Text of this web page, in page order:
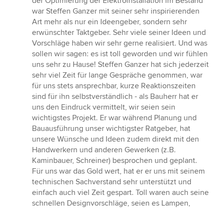
war Steffen Ganzer mit seiner sehr inspirierenden
Art mehr als nur ein Ideengeber, sondern sehr
erwünschter Taktgeber. Sehr viele seiner Ideen und
Vorschläge haben wir sehr gerne realisiert. Und was
sollen wir sagen: es ist toll geworden und wir fühlen
uns sehr zu Hause! Steffen Ganzer hat sich jederzeit
sehr viel Zeit für lange Gespräche genommen, war
für uns stets ansprechbar, kurze Reaktionszeiten
sind für ihn selbstverständlich - als Bauherr hat er
uns den Eindruck vermittelt, wir seien sein
wichtigstes Projekt. Er war während Planung und
Bauausführung unser wichtigster Ratgeber, hat
unsere Wünsche und Ideen zudem direkt mit den
Handwerkern und anderen Gewerken (z.B.
Kaminbauer, Schreiner) besprochen und geplant.
Für uns war das Gold wert, hat er er uns mit seinem
technischen Sachverstand sehr unterstützt und
einfach auch viel Zeit gespart. Toll waren auch seine
schnellen Designvorschläge, seien es Lampen,